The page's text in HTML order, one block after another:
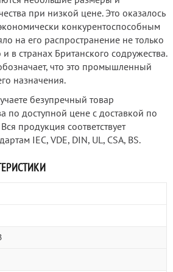
при низкой цене. Это оказалось
конкурентоспособным
на его распространение не только
в странах Британского содружества.
что это промышленный
назначения.
безупречный товар
по доступной цене с доставкой по
продукция соответствует
IEC, VDE, DIN, UL, CSA, BS.